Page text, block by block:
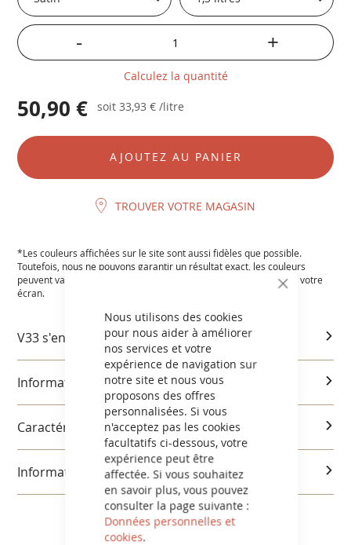
CLOSE
Nous utilisons des cookies
pour nous aider à améliorer
nos services et votre
expérience de navigation sur
notre site et nous vous
proposons des offres
personnalisées. Si vous
n'acceptez pas les cookies
facultatifs ci-dessous, votre
expérience peut être
affectée. Si vous souhaitez
en savoir plus, vous pouvez
consulter la page suivante :
Données personnelles et
cookies.
- +
Calculez la quantité
50,90 € soit 33,93 € /litre
AJOUTEZ AU PANIER
TROUVER VOTRE MAGASIN
*Les couleurs affichées sur le site sont aussi fidèles que possible.
Toutefois, nous ne pouvons garantir un résultat exact, les couleurs
peuvent varier en fonction des paramètres et de la résolution de votre
écran.
V33 s'engage
Informations produits
Caractéristiques et utilisation
Informations réglementaires